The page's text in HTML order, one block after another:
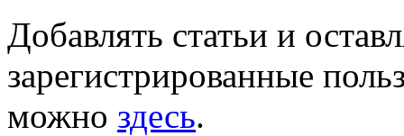
Добавлять статьи и
зарегистрированные
можно здесь.